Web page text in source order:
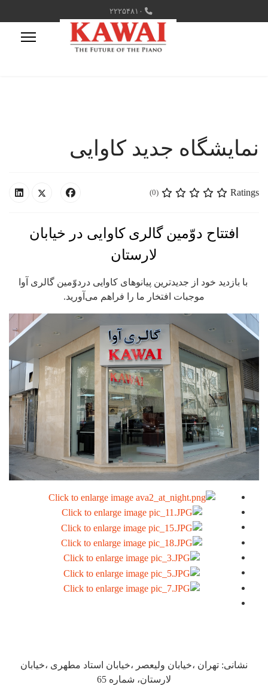
۲۲۲۵۴۸۱۰
نمایشگاه جدید کاوایی
Ratings
(0)
افتتاح دوّمین گالری کاوایی در خیابان
لارستان
با بازدید خود از جدیدترین پیانوهای کاوایی دردوّمین گالری آوا
موجبات افتخار ما را فراهم می‌آورید.
نشانی: تهران ،خیابان ولیعصر ،خیابان استاد مطهری ،خیابان
لارستان، شماره 65